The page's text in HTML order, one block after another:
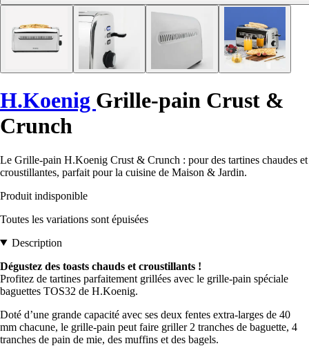
H.Koenig Grille-pain Crust &
Crunch
Le Grille-pain H.Koenig Crust & Crunch : pour des tartines chaudes et
croustillantes, parfait pour la cuisine de Maison & Jardin.
Produit indisponible
Toutes les variations sont épuisées
Description
Dégustez des toasts chauds et croustillants !
Profitez de tartines parfaitement grillées avec le grille-pain spéciale
baguettes TOS32 de H.Koenig.
Doté d’une grande capacité avec ses deux fentes extra-larges de 40
mm chacune, le grille-pain peut faire griller 2 tranches de baguette, 4
tranches de pain de mie, des muffins et des bagels.